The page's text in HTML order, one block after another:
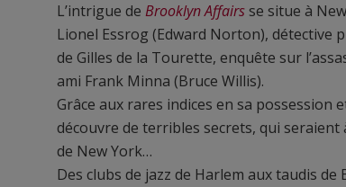
L’intrigue de Brooklyn Affairs se situe à
Lionel Essrog (Edward Norton), détective
de Gilles de la Tourette, enquête sur
ami Frank Minna (Bruce Willis).
Grâce aux rares indices en sa possession
découvre de terribles secrets, qui seraient
de New York…
Des clubs de jazz de Harlem aux taudis